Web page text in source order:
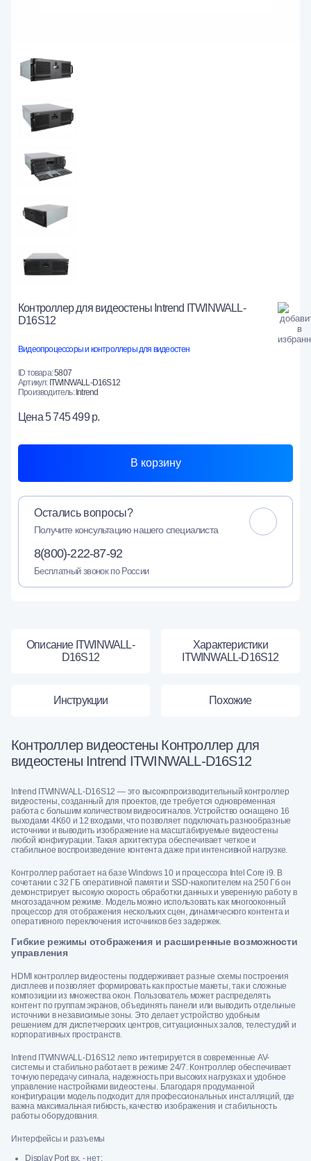
Контроллер для видеостены Intrend ITWINWALL-
D16S12
Видеопроцессоры и контроллеры для видеостен
ID товара:5807
Артикул: ITWINWALL-D16S12
Производитель:Intrend
Цена5 745 499 р.
В корзину
Остались вопросы?
Получите консультацию нашего специалиста
8(800)-222-87-92
Бесплатный звонок по России
Описание ITWINWALL-
D16S12
Характеристики
ITWINWALL-D16S12
Инструкции Похожие
Контроллер видеостены Контроллер для
видеостены Intrend ITWINWALL-D16S12
Intrend ITWINWALL-D16S12 — это высокопроизводительный контроллер
видеостены, созданный для проектов, где требуется одновременная
работа с большим количеством видеосигналов. Устройство оснащено 16
выходами 4K60 и 12 входами, что позволяет подключать разнообразные
источники и выводить изображение на масштабируемые видеостены
любой конфигурации. Такая архитектура обеспечивает четкое и
стабильное воспроизведение контента даже при интенсивной нагрузке.
Контроллер работает на базе Windows 10 и процессора Intel Core i9. В
сочетании с 32 ГБ оперативной памяти и SSD-накопителем на 250 Гб он
демонстрирует высокую скорость обработки данных и уверенную работу в
многозадачном режиме. Модель можно использовать как многооконный
процессор для отображения нескольких сцен, динамического контента и
оперативного переключения источников без задержек.
Гибкие режимы отображения и расширенные возможности
управления
HDMI контроллер видеостены поддерживает разные схемы построения
дисплеев и позволяет формировать как простые макеты, так и сложные
композиции из множества окон. Пользователь может распределять
контент по группам экранов, объединять панели или выводить отдельные
источники в независимые зоны. Это делает устройство удобным
решением для диспетчерских центров, ситуационных залов, телестудий и
корпоративных пространств.
Intrend ITWINWALL-D16S12 легко интегрируется в современные AV-
системы и стабильно работает в режиме 24/7. Контроллер обеспечивает
точную передачу сигнала, надежность при высоких нагрузках и удобное
управление настройками видеостены. Благодаря продуманной
конфигурации модель подходит для профессиональных инсталляций, где
важна максимальная гибкость, качество изображения и стабильность
работы оборудования.
Интерфейсы и разъемы
Display Port вх. - нет;